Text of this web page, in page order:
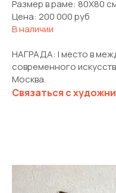
Размер в раме: 80Х80
Цена: 200 000 руб
В наличии
НАГРАДА: I место в
современного
Москва.
Связаться с